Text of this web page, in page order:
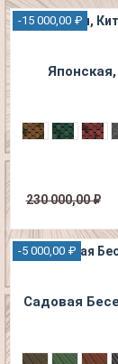
-15 000,00 ₽
230 000,00 ₽
-5 000,00 ₽
Садовая